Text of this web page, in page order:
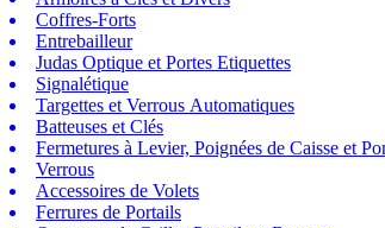
Coffres-Forts
Entrebailleur
Judas Optique et Portes Etiquettes
Signalétique
Targettes et Verrous Automatiques
Batteuses et Clés
Fermetures à Levier, Poignées de Caisse et
Verrous
Accessoires de Volets
Ferrures de Portails